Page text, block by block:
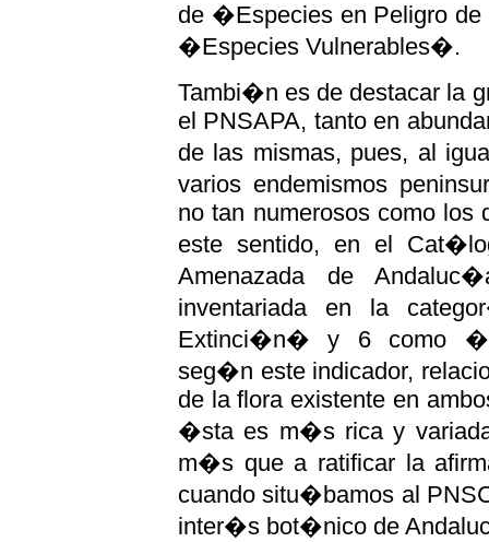
de �Especies en Peligro
�Especies Vulnerables�.
Tambi�n es de destacar la
el PNSAPA, tanto en
de las mismas, pues, al
varios endemismos
no tan numerosos como los
este sentido, en el
Amenazada de
inventariada en la
Extinci�n� y 6 como
seg�n este indicador,
de la flora existente en
�sta es m�s rica y
m�s que a ratificar la
cuando situ�bamos al
inter�s bot�nico de